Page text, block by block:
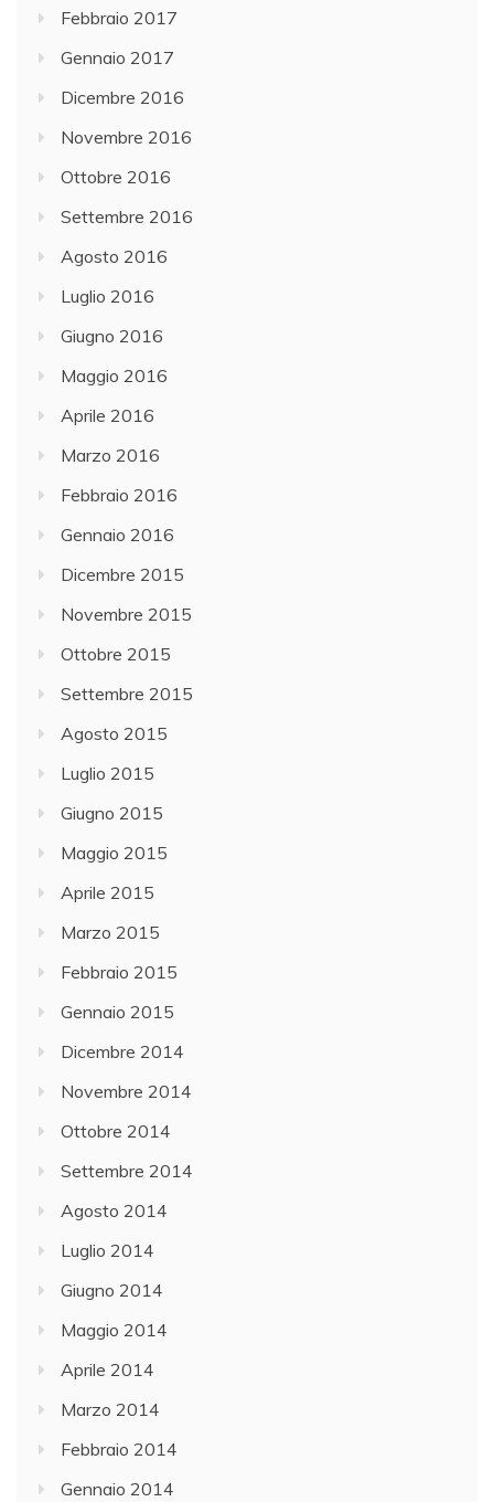
Febbraio 2017
Gennaio 2017
Dicembre 2016
Novembre 2016
Ottobre 2016
Settembre 2016
Agosto 2016
Luglio 2016
Giugno 2016
Maggio 2016
Aprile 2016
Marzo 2016
Febbraio 2016
Gennaio 2016
Dicembre 2015
Novembre 2015
Ottobre 2015
Settembre 2015
Agosto 2015
Luglio 2015
Giugno 2015
Maggio 2015
Aprile 2015
Marzo 2015
Febbraio 2015
Gennaio 2015
Dicembre 2014
Novembre 2014
Ottobre 2014
Settembre 2014
Agosto 2014
Luglio 2014
Giugno 2014
Maggio 2014
Aprile 2014
Marzo 2014
Febbraio 2014
Gennaio 2014